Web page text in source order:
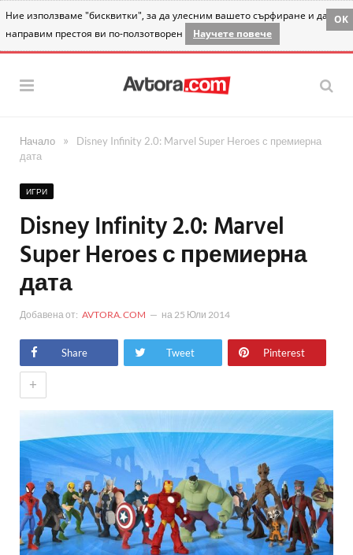
Ние използваме "бисквитки", за да улесним вашето сърфиране и да
направим престоя ви по-ползотворен
Научете повече
OK
Начало »
Disney Infinity 2.0: Marvel Super Heroes с премиерна
дата
ИГРИ
Disney Infinity 2.0: Marvel
Super Heroes с премиерна
дата
Добавена от: AVTORA.COM на 25 Юли 2014
Share Tweet Pinterest
+